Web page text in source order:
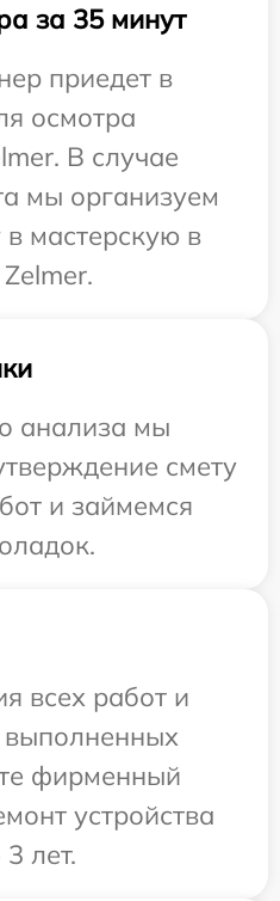
за 35 минут
приедет в
осмотра
В случае
мы организуем
мастерскую в
анализа мы
смету
и займемся
всех работ и
выполненных
фирменный
устройства
лет.